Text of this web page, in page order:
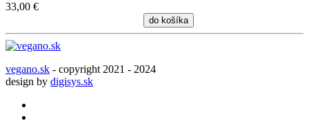
33,00 €
do košíka
vegano.sk - copyright 2021 - 2024
design by digisys.sk